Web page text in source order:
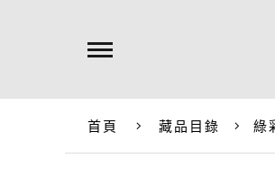
首頁 藏品目錄 綠